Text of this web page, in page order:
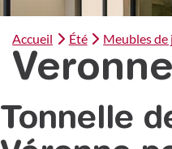
Accueil Été Meubles de
Veronne
Tonnelle